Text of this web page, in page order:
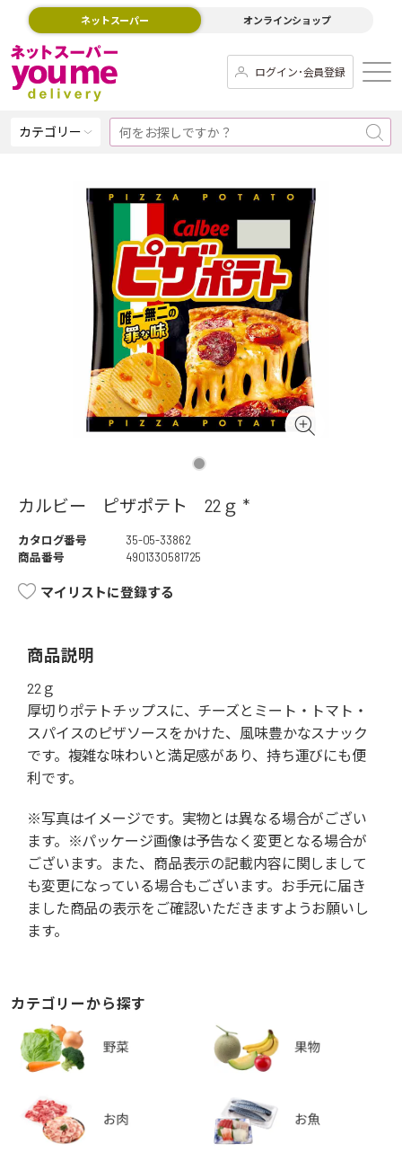
ネットスーパー オンラインショップ
ログイン･会員登録
カテゴリー
カルビー ピザポテト 22ｇ *
カタログ番号
35-05-33862
商品番号
4901330581725
マイリストに登録する
商品説明
22ｇ
厚切りポテトチップスに、チーズとミート・トマト・
スパイスのピザソースをかけた、風味豊かなスナック
です。複雑な味わいと満足感があり、持ち運びにも便
利です。
※写真はイメージです。実物とは異なる場合がござい
ます。※パッケージ画像は予告なく変更となる場合が
ございます。また、商品表示の記載内容に関しまして
も変更になっている場合もございます。お手元に届き
ました商品の表示をご確認いただきますようお願いし
ます。
カテゴリーから探す